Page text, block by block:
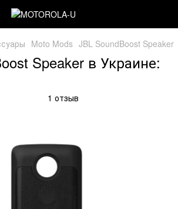
Moto Mods JBL SoundBoost Speaker
Speaker в Украине:
1 отзыв